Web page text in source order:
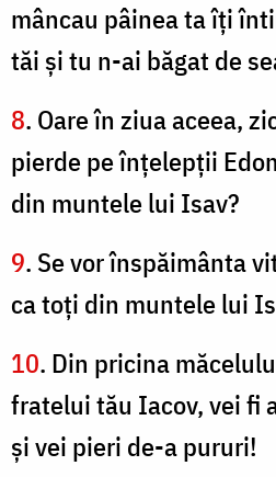
mâncau pâinea ta îţi
tăi şi tu n-ai băgat de
8. Oare în ziua aceea,
pierde pe înţelepţii
din muntele lui Isav?
9. Se vor înspăimânta
ca toţi din muntele lui
10. Din pricina
fratelui tău Iacov, vei fi
şi vei pieri de-a pururi!